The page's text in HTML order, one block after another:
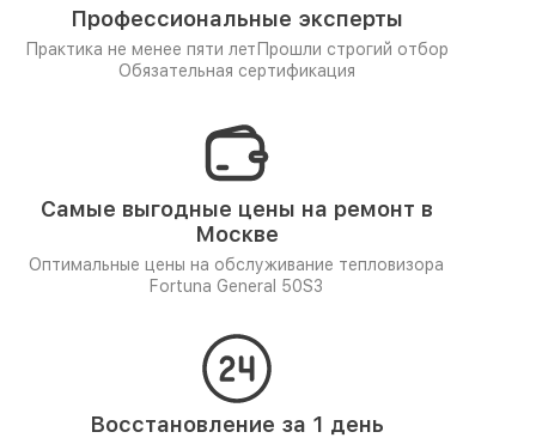
Профессиональные эксперты
Практика не менее пяти лет Прошли строгий отбор
Обязательная сертификация
Самые выгодные цены на ремонт в
Москве
Оптимальные цены на обслуживание тепловизора
Fortuna General 50S3
Восстановление за 1 день